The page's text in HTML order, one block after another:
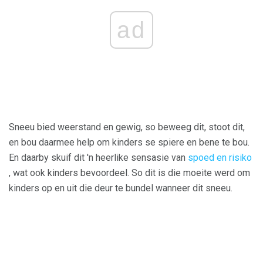
ad
Sneeu bied weerstand en gewig, so beweeg dit, stoot dit,
en bou daarmee help om kinders se spiere en bene te bou.
En daarby skuif dit 'n heerlike sensasie van spoed en risiko
, wat ook kinders bevoordeel. So dit is die moeite werd om
kinders op en uit die deur te bundel wanneer dit sneeu.